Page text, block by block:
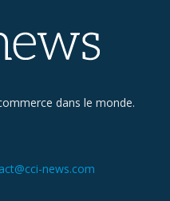
dans le monde.
news.com